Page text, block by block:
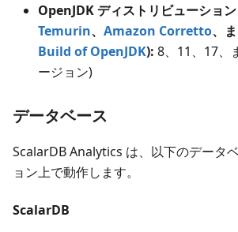
OpenJDK ディストリビューショ
Temurin、 Amazon Corretto、
Build of OpenJDK): 8、11、17、
ージョン)
データベース
ScalarDB Analytics は、以下のデータ
ョン上で動作します。
ScalarDB